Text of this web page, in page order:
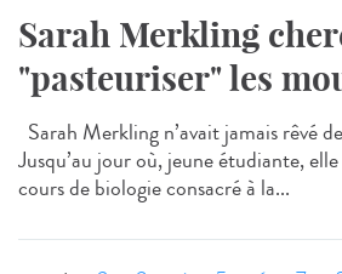
Sarah Merkling
"pasteuriser" les
Sarah Merkling n’avait jamais rêvé
Jusqu’au jour où, jeune étudiante,
cours de biologie consacré à la...